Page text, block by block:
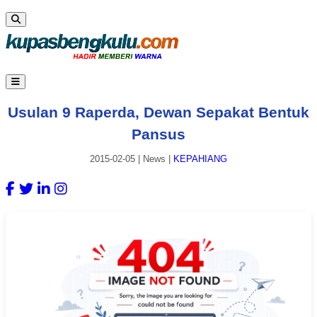
Usulan 9 Raperda, Dewan Sepakat Bentuk
Pansus
2015-02-05 News KEPAHIANG